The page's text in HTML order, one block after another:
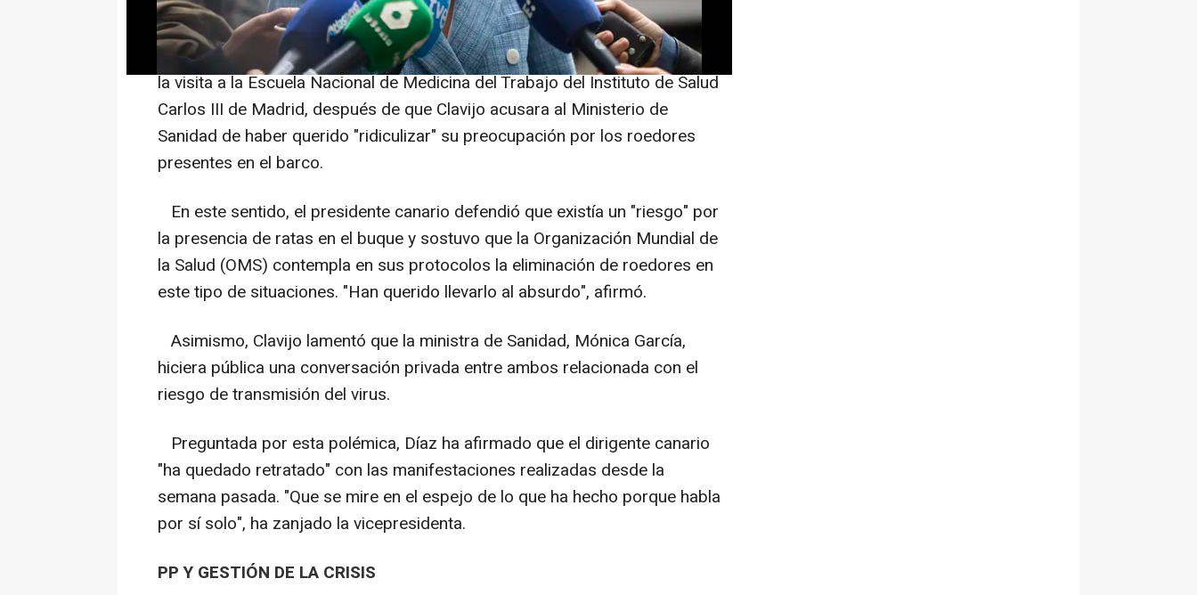
gestión realizada por el Gobierno central.
Así se ha pronunciado Díaz en declaraciones a los medios a su llegada a
la visita a la Escuela Nacional de Medicina del Trabajo del Instituto de Salud
Carlos III de Madrid, después de que Clavijo acusara al Ministerio de
Sanidad de haber querido "ridiculizar" su preocupación por los roedores
presentes en el barco.
En este sentido, el presidente canario defendió que existía un "riesgo" por
la presencia de ratas en el buque y sostuvo que la Organización Mundial de
la Salud (OMS) contempla en sus protocolos la eliminación de roedores en
este tipo de situaciones. "Han querido llevarlo al absurdo", afirmó.
Asimismo, Clavijo lamentó que la ministra de Sanidad, Mónica García,
hiciera pública una conversación privada entre ambos relacionada con el
riesgo de transmisión del virus.
Preguntada por esta polémica, Díaz ha afirmado que el dirigente canario
"ha quedado retratado" con las manifestaciones realizadas desde la
semana pasada. "Que se mire en el espejo de lo que ha hecho porque habla
por sí solo", ha zanjado la vicepresidenta.
PP Y GESTIÓN DE LA CRISIS